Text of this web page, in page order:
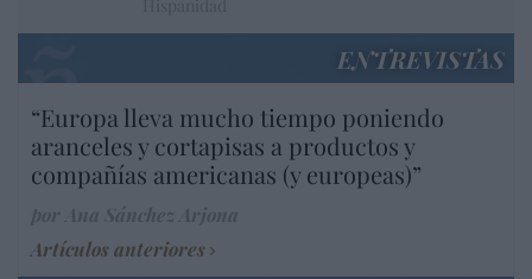
ENTREVISTAS
“Europa lleva mucho tiempo poniendo
aranceles y cortapisas a productos y
compañías americanas (y europeas)”
Artículos anteriores